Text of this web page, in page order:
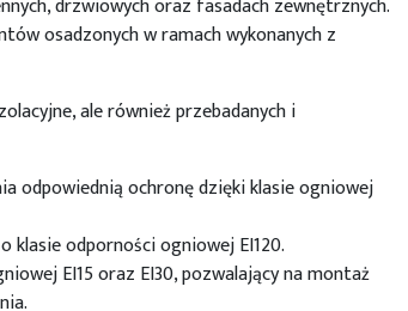
osadzonych w ramach wykonanych z
ale również przebadanych i
odpowiednią ochronę dzięki klasie ogniowej
klasie odporności ogniowej EI120.
EI15 oraz EI30, pozwalający na montaż